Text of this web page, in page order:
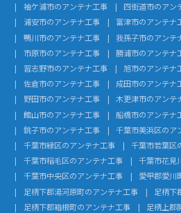
袖ケ浦市のアンテナ工事
四街道市のアン
浦安市のアンテナ工事
富津市のアンテナ
鴨川市のアンテナ工事
我孫子市のアンテ
市原市のアンテナ工事
勝浦市のアンテナ
習志野市のアンテナ工事
旭市のアンテナ
佐倉市のアンテナ工事
成田市のアンテナ
野田市のアンテナ工事
木更津市のアンテ
館山市のアンテナ工事
船橋市のアンテナ
銚子市のアンテナ工事
千葉市美浜区のア
千葉市緑区のアンテナ工事
千葉市若葉区
千葉市稲毛区のアンテナ工事
千葉市花見
千葉市中央区のアンテナ工事
愛甲郡愛川
足柄下郡湯河原町のアンテナ工事
足柄下
足柄下郡箱根町のアンテナ工事
足柄上郡